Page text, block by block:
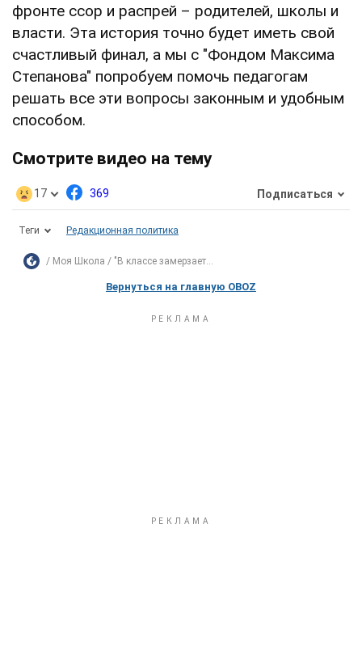
фронте ссор и распрей – родителей, школы и
власти. Эта история точно будет иметь свой
счастливый финал, а мы с "Фондом Максима
Степанова" попробуем помочь педагогам
решать все эти вопросы законным и удобным
способом.
Смотрите видео на тему
17 369 Подписаться
Теги Редакционная политика
Моя Школа "В классе замерзает...
Вернуться на главную OBOZ